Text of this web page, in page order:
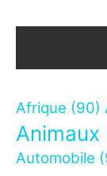
Afrique (90)
Animaux
Automobile